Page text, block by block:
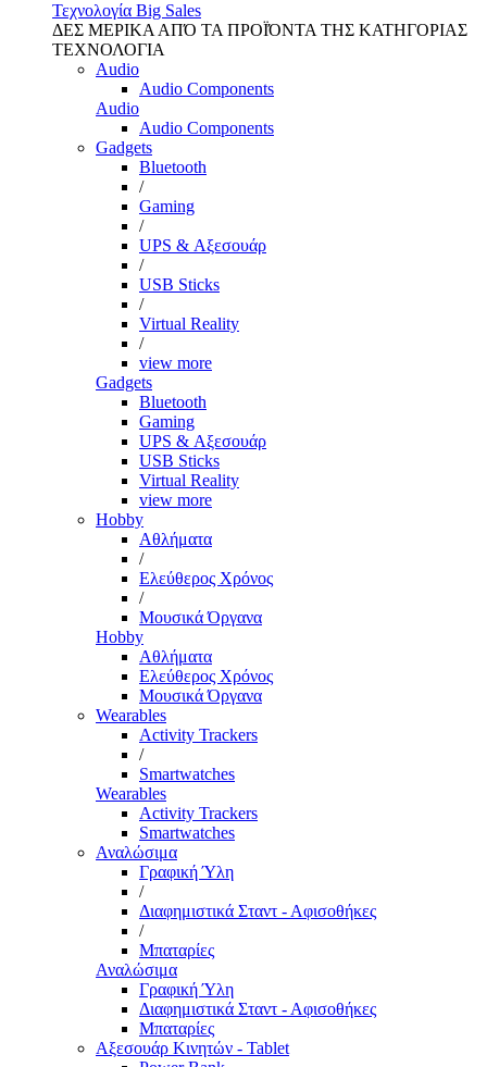
Τεχνολογία Big Sales
ΔΕΣ ΜΕΡΙΚΑ ΑΠΌ ΤΑ ΠΡΟΪΌΝΤΑ ΤΗΣ ΚΑΤΗΓΟΡΙΑΣ
ΤΕΧΝΟΛΟΓΙΑ
Audio
Audio Components
Audio
Audio Components
Gadgets
Bluetooth
/
Gaming
/
UPS & Αξεσουάρ
/
USB Sticks
/
Virtual Reality
/
view more
Gadgets
Bluetooth
Gaming
UPS & Αξεσουάρ
USB Sticks
Virtual Reality
view more
Hobby
Αθλήματα
/
Ελεύθερος Χρόνος
/
Μουσικά Όργανα
Hobby
Αθλήματα
Ελεύθερος Χρόνος
Μουσικά Όργανα
Wearables
Activity Trackers
/
Smartwatches
Wearables
Activity Trackers
Smartwatches
Αναλώσιμα
Γραφική Ύλη
/
Διαφημιστικά Σταντ - Αφισοθήκες
/
Μπαταρίες
Αναλώσιμα
Γραφική Ύλη
Διαφημιστικά Σταντ - Αφισοθήκες
Μπαταρίες
Αξεσουάρ Κινητών - Tablet